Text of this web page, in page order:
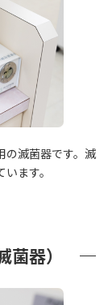
の滅菌器です。滅
ます。
器）